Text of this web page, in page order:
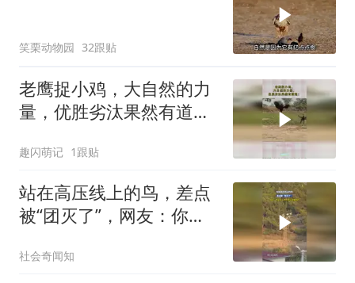
笑栗动物园 32跟贴
老鹰捉小鸡，大自然的力
量，优胜劣汰果然有道
趣闪萌记 1跟贴
站在高压线上的鸟，差点
被“团灭了”，网友：你是
社会奇闻知